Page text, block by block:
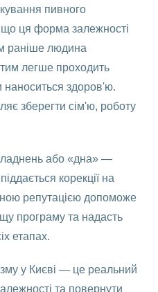
пивного
ця форма залежності
раніше людина
легше проходить
здоров'ю.
зберегти сім'ю, роботу
або «дна» —
корекції на
репутацією допоможе
програму та надасть
етапах.
у Києві — це реальний
та повернути